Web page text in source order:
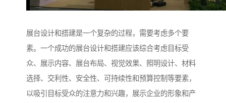
展台设计和搭建是一个复杂的过程，需要考虑多个要
素。一个成功的展台设计和搭建应该综合考虑目标受
众、展示内容、展台布局、视觉效果、照明设计、材料
选择、交利性、安全性、可持续性和预算控制等要素，
以吸引目标受众的注意力和兴趣，展示企业的形象和产